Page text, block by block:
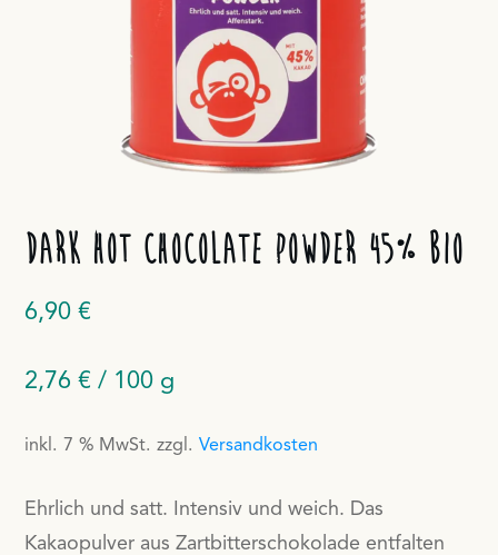
Dark Hot Chocolate Powder 45% Bio
6,90 €
2,76 € / 100 g
inkl. 7 % MwSt. zzgl. Versandkosten
Ehrlich und satt. Intensiv und weich. Das
Kakaopulver aus Zartbitterschokolade entfalten